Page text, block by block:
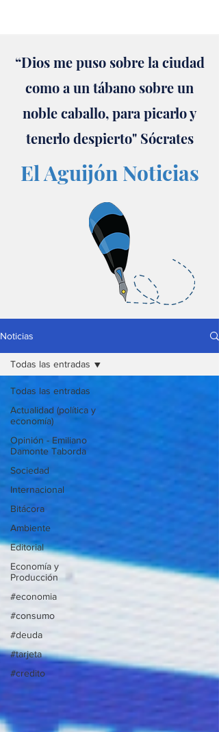
“Dios me puso sobre la ciudad
como a un tábano sobre un
noble caballo, para picarlo y
tenerlo despierto" Sócrates
El Aguijón Noticias
Noticias
Todas las entradas
Actualidad (política y
economía)
Opinión - Emiliano
Damonte Taborda
Sociedad
Internacional
Bitácora
Ambiente
Editorial
Economía y
Producción
#economia
#consumo
#deuda
#tarjeta
#credito
Todas las entradas